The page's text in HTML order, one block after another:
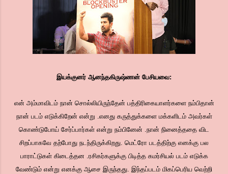
இயக்குனர் ஆனந்தகிருஷ்ணன் பேசியவை:
என் அம்மாவிடம் நான் சொல்லியிருந்தேன் பத்திரிகையாளர்களை நம்பிதான்
நான் படம் எடுக்கிறேன் என்று .எனது கருத்துக்களை மக்களிடம் அவர்கள்
கொண்டுபோய் சேர்ப்பார்கள் என்று நம்பினேன் .நான் நினைத்ததை விட
சிறப்பாகவே தற்போது நடந்திருக்கிறது. மெட்ரோ படத்திற்கு எனக்கு பல
பாராட்டுகள் கிடைத்தன .ரசிகர்களுக்கு பிடித்த கமர்சியல் படம் எடுக்க
வேண்டும் என்று எனக்கு ஆசை இருந்தது. இந்தப்படம் மிகப்பெரிய வெற்றி